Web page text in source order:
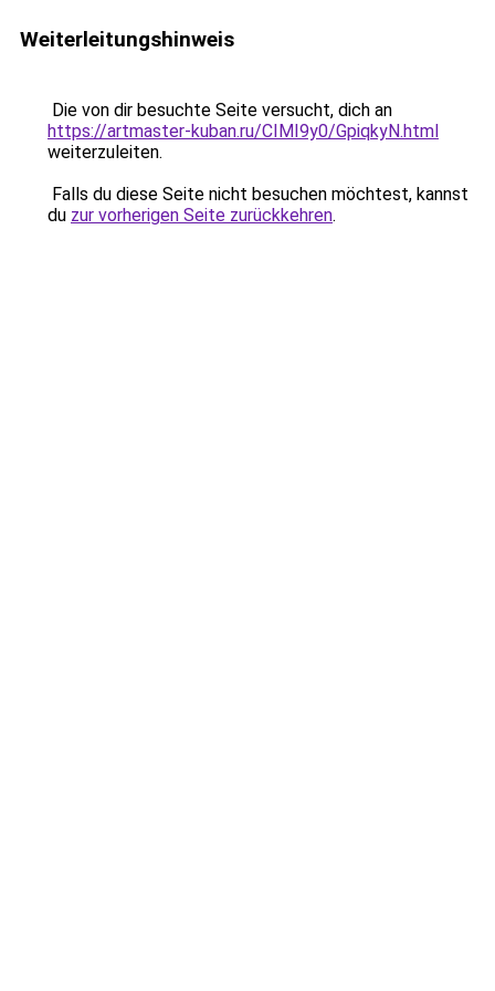
Weiterleitungshinweis
Die von dir besuchte Seite versucht, dich an
https://artmaster-kuban.ru/CIMI9y0/GpiqkyN.html
weiterzuleiten.
Falls du diese Seite nicht besuchen möchtest, kannst
du zur vorherigen Seite zurückkehren.